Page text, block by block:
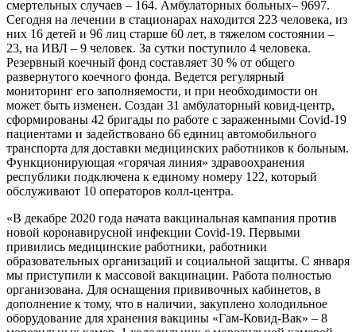
смертельных случаев – 164. Амбулаторных больных– 9697.
Сегодня на лечении в стационарах находится 223 человека, из
них 16 детей и 96 лиц старше 60 лет, в тяжелом состоянии –
23, на ИВЛ – 9 человек. За сутки поступило 4 человека.
Резервный коечный фонд составляет 30 % от общего
развернутого коечного фонда. Ведется регулярный
мониторинг его заполняемости, и при необходимости он
может быть изменен. Создан 31 амбулаторный ковид-центр,
сформированы 42 бригады по работе с зараженными Covid-19
пациентами и задействовано 66 единиц автомобильного
транспорта для доставки медицинских работников к больным.
Функционирующая «горячая линия» здравоохранения
республики подключена к единому номеру 122, который
обслуживают 10 операторов колл-центра.
«В декабре 2020 года начата вакцинальная кампания против
новой коронавирусной инфекции Covid-19. Первыми
привились медицинские работники, работники
образовательных организаций и социальной защиты. С января
мы приступили к массовой вакцинации. Работа полностью
организована. Для оснащения прививочных кабинетов, в
дополнение к тому, что в наличии, закуплено холодильное
оборудование для хранения вакцины «Гам-Ковид-Вак» – 8